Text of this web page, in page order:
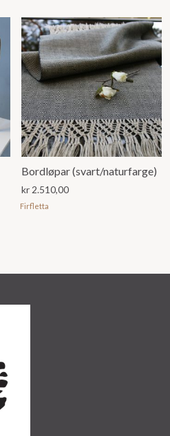
Bordløpar (svart/naturfarge)
kr2.510,00
Firfletta